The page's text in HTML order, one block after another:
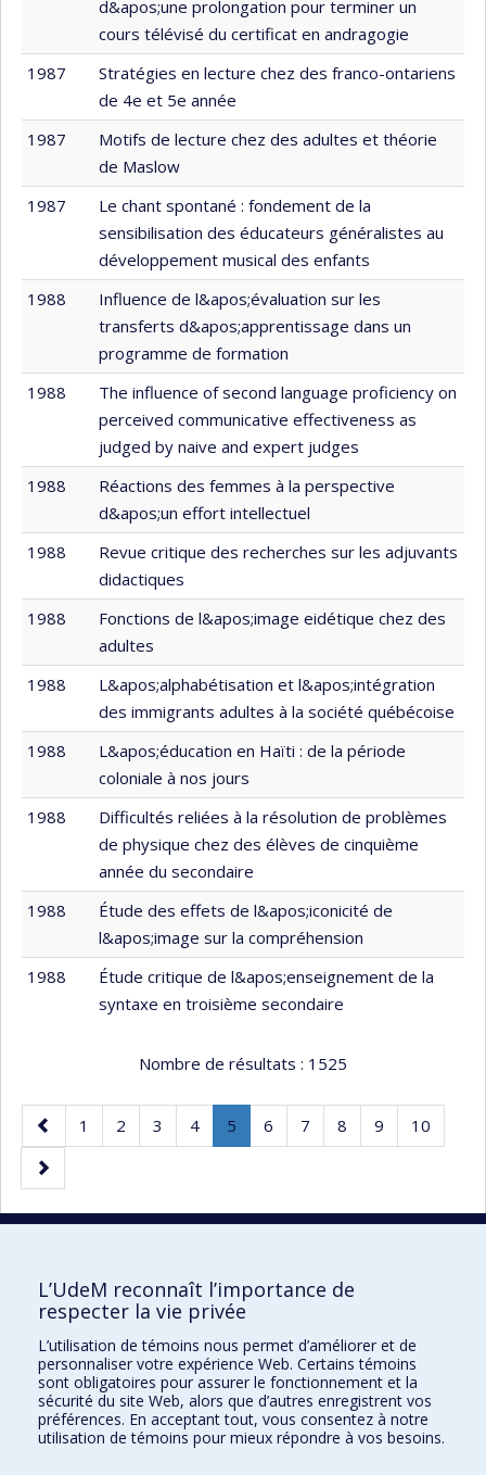
d&apos;une prolongation pour terminer un
cours télévisé du certificat en andragogie
1987
Stratégies en lecture chez des franco-ontariens
de 4e et 5e année
1987
Motifs de lecture chez des adultes et théorie
de Maslow
1987
Le chant spontané : fondement de la
sensibilisation des éducateurs généralistes au
développement musical des enfants
1988
Influence de l&apos;évaluation sur les
transferts d&apos;apprentissage dans un
programme de formation
1988
The influence of second language proficiency on
perceived communicative effectiveness as
judged by naive and expert judges
1988
Réactions des femmes à la perspective
d&apos;un effort intellectuel
1988
Revue critique des recherches sur les adjuvants
didactiques
1988
Fonctions de l&apos;image eidétique chez des
adultes
1988
L&apos;alphabétisation et l&apos;intégration
des immigrants adultes à la société québécoise
1988
L&apos;éducation en Haïti : de la période
coloniale à nos jours
1988
Difficultés reliées à la résolution de problèmes
de physique chez des élèves de cinquième
année du secondaire
1988
Étude des effets de l&apos;iconicité de
l&apos;image sur la compréhension
1988
Étude critique de l&apos;enseignement de la
syntaxe en troisième secondaire
Nombre de résultats : 1525
Page
précédente
Page
1 Page
2 Page
3 Page
4 Page
5
Page
Page
6 Page
7 Page
8 Page
9 Page
10
Page
suivante
Faculté des sciences de l'éducation
Pavillon Marie-Victorin
90, avenue Vincent-d'Indy
Montréal (Québec) H2V 2S9
L’UdeM reconnaît l’importance de
respecter la vie privée
L’utilisation de témoins nous permet d’améliorer et de
personnaliser votre expérience Web. Certains témoins
sont obligatoires pour assurer le fonctionnement et la
sécurité du site Web, alors que d’autres enregistrent vos
préférences. En acceptant tout, vous consentez à notre
utilisation de témoins pour mieux répondre à vos besoins.